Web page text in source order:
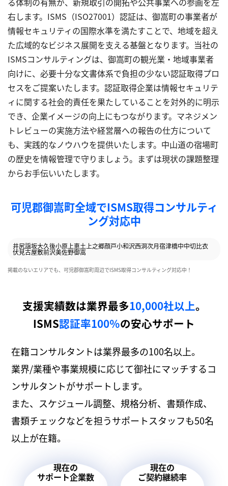
右します。ISMS（ISO27001）認証は、御嵩町の事業者が
情報セキュリティの国際水準を満たすことで、地域を超え
た広域的なビジネス展開を支える基盤となります。当社の
ISMSコンサルティングは、御嵩町の観光業・地域事業者
向けに、必要十分な文書体系で負担の少ない認証取得プロ
セスをご提案いたします。認証取得企業は情報セキュリテ
ィに関する社会的責任を果たしていることを対外的に明示
でき、企業イメージの向上にもつながります。マネジメン
トレビューの実施方法や経営層への報告の仕方について
も、実践的なノウハウを提供いたします。中山道の宿場町
の歴史を情報管理で守りましょう。まずは現状の課題整理
からお手伝いいたします。
可児郡御嵩町全域でISMS取得コンサルティ
ング対応中
井尻謡坂大久後小原 上恵土 上之郷顔戸小和沢西洞次月宿津橋中中切比衣
伏見古屋敷前沢美佐野御嵩
掲載のないエリアでも、可児郡御嵩町周辺でISMS取得コンサルティング対応中！
支援実績数は業界最多10,000社以上。
ISMS認証率100％の安心サポート
在籍コンサルタントは業界最多の100名以上。
業界/業種や事業規模に応じて御社にマッチするコ
ンサルタントがサポートします。
また、スケジュール調整、規格分析、書類作成、
書類チェックなどを担うサポートスタッフも50名
以上が在籍。
現在の
サポート企業数
現在の
ご契約継続率